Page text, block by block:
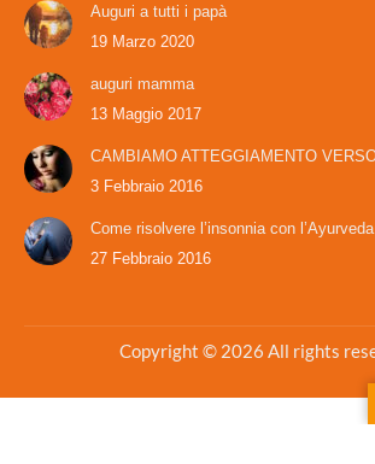
Auguri a tutti i papà
19 Marzo 2020
auguri mamma
13 Maggio 2017
CAMBIAMO ATTEGGIAMENTO
3 Febbraio 2016
Come risolvere l’insonnia con l’Ayurveda
27 Febbraio 2016
Copyright © 2026 All rights